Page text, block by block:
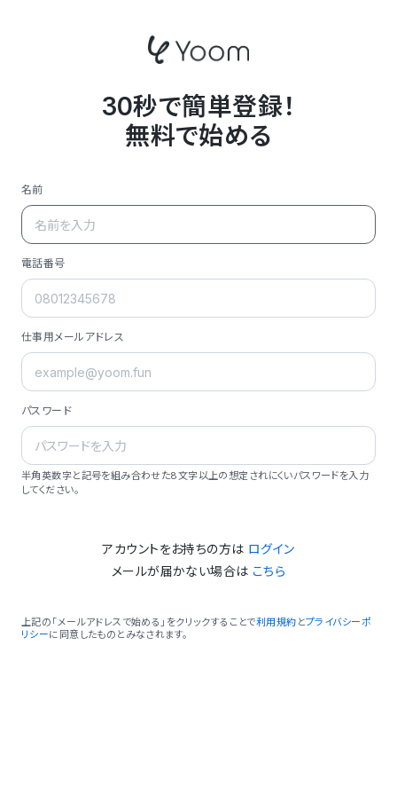
30秒で簡単登録！
無料で始める
名前
電話番号
仕事用メールアドレス
パスワード
半角英数字と記号を組み合わせた8文字以上の想定されにくいパスワードを入力
してください。
アカウントをお持ちの方は ログイン
メールが届かない場合は こちら
上記の「メールアドレスで始める」をクリックすることで利用規約 とプライバシーポ
リシーに同意したものとみなされます。